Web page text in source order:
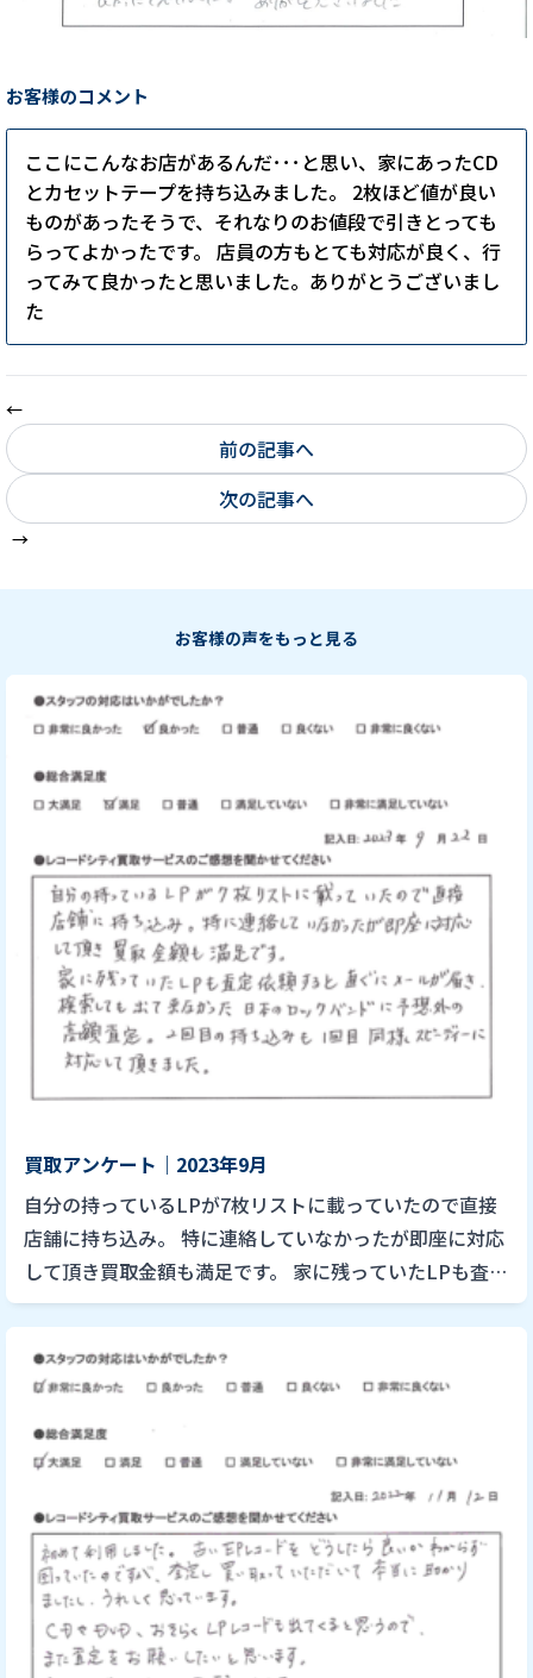
お客様のコメント
ここにこんなお店があるんだ･･･と思い、家にあったCD
とカセットテープを持ち込みました。 2枚ほど値が良い
ものがあったそうで、それなりのお値段で引きとっても
らってよかったです。 店員の方もとても対応が良く、行
ってみて良かったと思いました。ありがとうございまし
た
前の記事へ
次の記事へ
お客様の声をもっと見る
買取アンケート｜2023年9月
自分の持っているLPが7枚リストに載っていたので直接
店舗に持ち込み。 特に連絡していなかったが即座に対応
して頂き買取金額も満足です。 家に残っていたLPも査定
依頼するとすぐにメールが届き、検索しても出て来なか